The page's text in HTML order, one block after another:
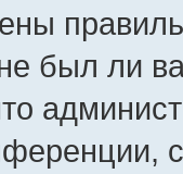
был ли